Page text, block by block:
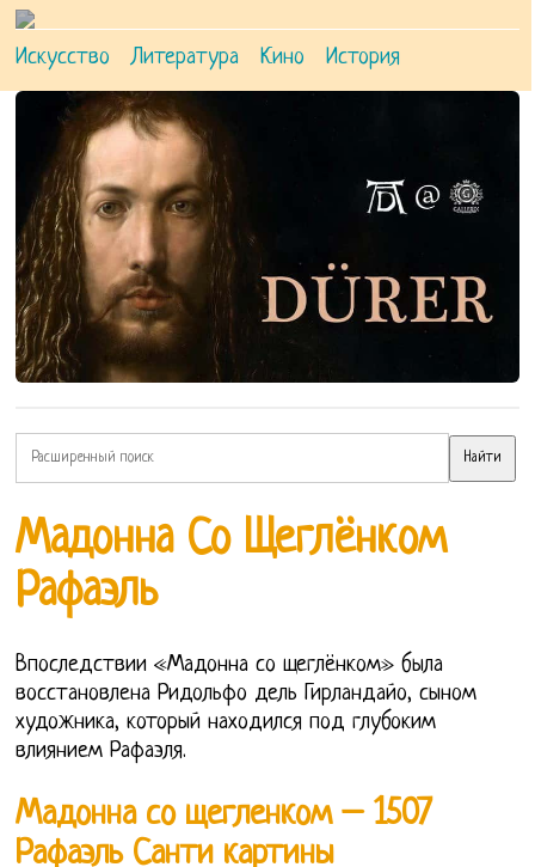
Искусство Литература Кино История
Мадонна Со Щеглёнком
Рафаэль
Впоследствии «Мадонна со щеглёнком» была
восстановлена Ридольфо дель Гирландайо, сыном
художника, который находился под глубоким
влиянием Рафаэля.
Мадонна со щегленком – 1507
Рафаэль Санти картины